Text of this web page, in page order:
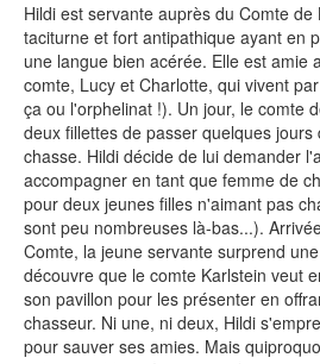
ÉVÉNEMENTS
CONVENTION
SPECTACLE
DÉBAT
EMISSION
AUTEURS&
Hildi est servante auprès du Comte
taciturne et fort antipathique ayant en
une langue bien acérée. Elle est amie
comte, Lucy et Charlotte, qui vivent
ça ou l'orphelinat !). Un jour, le comte
deux fillettes de passer quelques jours
chasse. Hildi décide de lui demander
accompagner en tant que femme de
pour deux jeunes filles n'aimant pas
sont peu nombreuses là-bas...).
Comte, la jeune servante surprend
découvre que le comte Karlstein veut
son pavillon pour les présenter en
chasseur. Ni une, ni deux, Hildi
pour sauver ses amies. Mais